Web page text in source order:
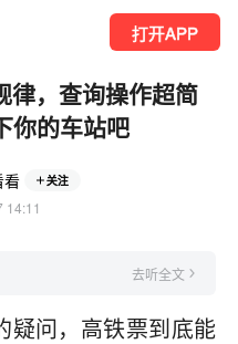
打开APP
律，查询操作超简
你的车站吧
看 关注
14:11
去听全文
疑问，高铁票到底能